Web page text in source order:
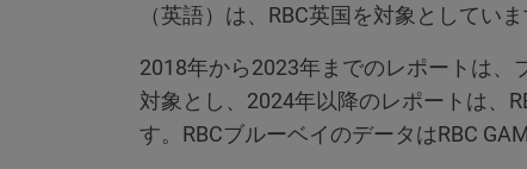
（英語）は、RBC英国を対象としていま
2018年から2023年までのレポートは、
対象とし、2024年以降のレポートは、
す。RBCブルーベイのデータはRBC